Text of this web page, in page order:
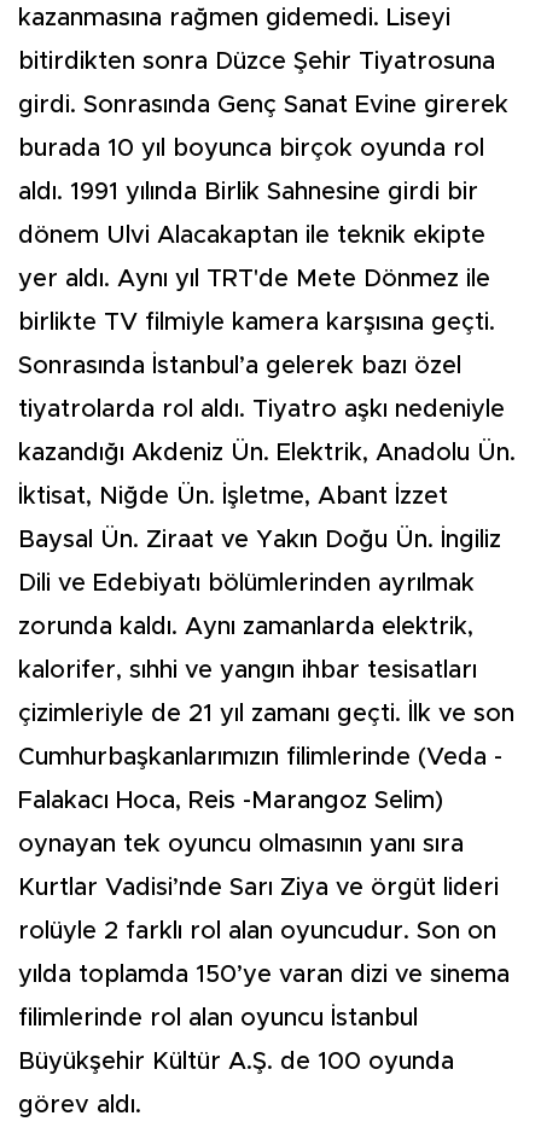
kazanmasına rağmen gidemedi. Liseyi
bitirdikten sonra Düzce Şehir Tiyatrosuna
girdi. Sonrasında Genç Sanat Evine girerek
burada 10 yıl boyunca birçok oyunda rol
aldı. 1991 yılında Birlik Sahnesine girdi bir
dönem Ulvi Alacakaptan ile teknik ekipte
yer aldı. Aynı yıl TRT'de Mete Dönmez ile
birlikte TV filmiyle kamera karşısına geçti.
Sonrasında İstanbul’a gelerek bazı özel
tiyatrolarda rol aldı. Tiyatro aşkı nedeniyle
kazandığı Akdeniz Ün. Elektrik, Anadolu Ün.
İktisat, Niğde Ün. İşletme, Abant İzzet
Baysal Ün. Ziraat ve Yakın Doğu Ün. İngiliz
Dili ve Edebiyatı bölümlerinden ayrılmak
zorunda kaldı. Aynı zamanlarda elektrik,
kalorifer, sıhhi ve yangın ihbar tesisatları
çizimleriyle de 21 yıl zamanı geçti. İlk ve son
Cumhurbaşkanlarımızın filimlerinde (Veda -
Falakacı Hoca, Reis -Marangoz Selim)
oynayan tek oyuncu olmasının yanı sıra
Kurtlar Vadisi’nde Sarı Ziya ve örgüt lideri
rolüyle 2 farklı rol alan oyuncudur. Son on
yılda toplamda 150’ye varan dizi ve sinema
filimlerinde rol alan oyuncu İstanbul
Büyükşehir Kültür A.Ş. de 100 oyunda
görev aldı.